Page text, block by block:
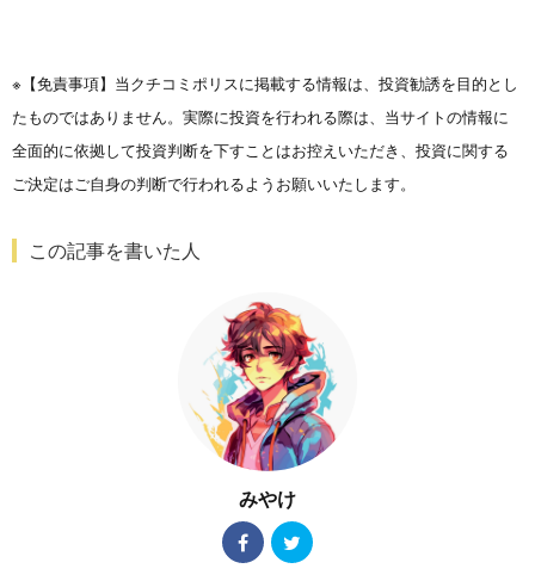
※【免責事項】当クチコミポリスに掲載する情報は、投資勧誘を目的とし
たものではありません。実際に投資を行われる際は、当サイトの情報に
全面的に依拠して投資判断を下すことはお控えいただき、投資に関する
ご決定はご自身の判断で行われるようお願いいたします。
この記事を書いた人
みやけ